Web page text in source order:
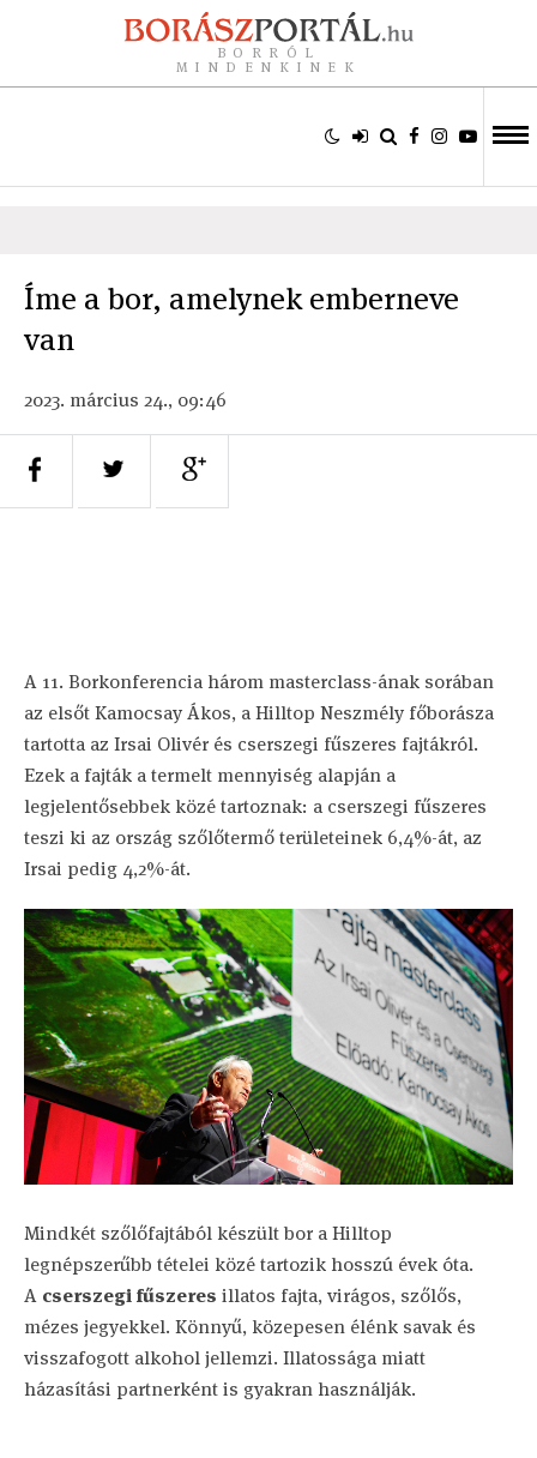
BORRÓL
MINDENKINEK
Íme a bor, amelynek emberneve
van
2023. március 24., 09:46
A 11. Borkonferencia három masterclass-ának sorában
az elsőt Kamocsay Ákos, a Hilltop Neszmély főborásza
tartotta az Irsai Olivér és cserszegi fűszeres fajtákról.
Ezek a fajták a termelt mennyiség alapján a
legjelentősebbek közé tartoznak: a cserszegi fűszeres
teszi ki az ország szőlőtermő területeinek 6,4%-át, az
Irsai pedig 4,2%-át.
Mindkét szőlőfajtából készült bor a Hilltop
legnépszerűbb tételei közé tartozik hosszú évek óta.
A cserszegi fűszeres illatos fajta, virágos, szőlős,
mézes jegyekkel. Könnyű, közepesen élénk savak és
visszafogott alkohol jellemzi. Illatossága miatt
házasítási partnerként is gyakran használják.